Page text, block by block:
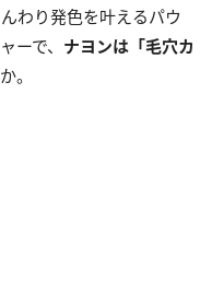
わり発色を叶えるパウ
ーで、 ナヨンは「毛穴カ
。